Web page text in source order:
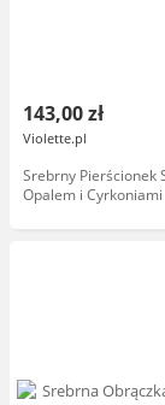
143,00 zł
Violette.pl
Srebrny Pierścionek
Opalem i Cyrkoniami